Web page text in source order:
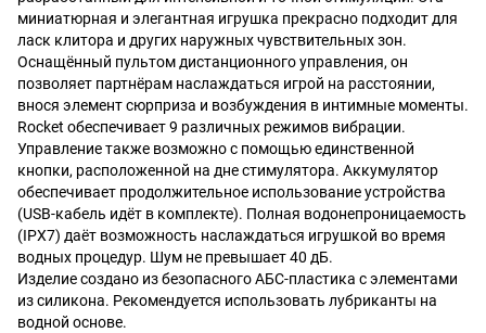
миниатюрная и элегантная игрушка прекрасно подходит для
ласк клитора и других наружных чувствительных зон.
Оснащённый пультом дистанционного управления, он
позволяет партнёрам наслаждаться игрой на расстоянии,
внося элемент сюрприза и возбуждения в интимные моменты.
Rocket обеспечивает 9 различных режимов вибрации.
Управление также возможно с помощью единственной
кнопки, расположенной на дне стимулятора. Аккумулятор
обеспечивает продолжительное использование устройства
(USB-кабель идёт в комплекте). Полная водонепроницаемость
(IPX7) даёт возможность наслаждаться игрушкой во время
водных процедур. Шум не превышает 40 дБ.
Изделие создано из безопасного АБС-пластика с элементами
из силикона. Рекомендуется использовать лубриканты на
водной основе.